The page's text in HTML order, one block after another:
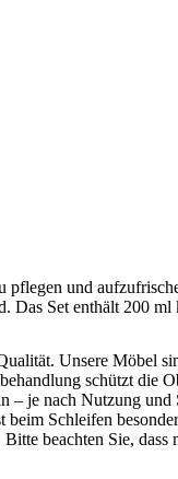
und
Set enthält 200
Unsere Möbel
schützt
je nach Nutzung
Schleifen
beachten Sie,